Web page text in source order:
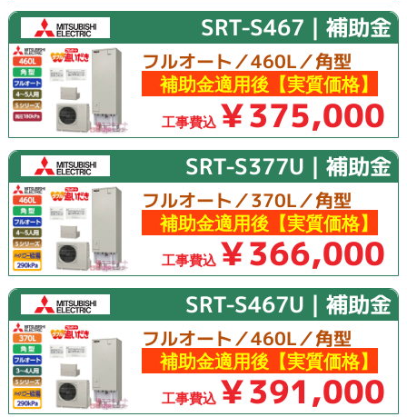
SRT-S467｜補助金
フルオート／460L／角型
補助金適用後【実質価格】
工事費込 ￥375,000
SRT-S377U｜補助金
フルオート／370L／角型
補助金適用後【実質価格】
工事費込 ￥366,000
SRT-S467U｜補助金
フルオート／460L／角型
補助金適用後【実質価格】
工事費込 ￥391,000